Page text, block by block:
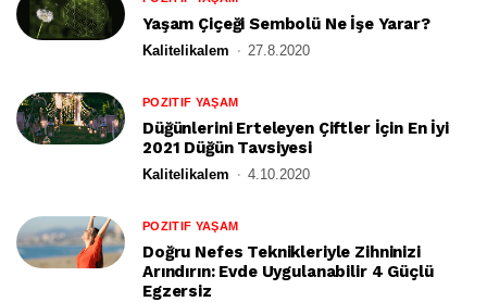
Yaşam Çiçeği Sembolü Ne İşe Yarar?
Kalitelikalem 27.8.2020
POZITIF YAŞAM
Düğünlerini Erteleyen Çiftler İçin En İyi
2021 Düğün Tavsiyesi
Kalitelikalem 4.10.2020
POZITIF YAŞAM
Doğru Nefes Teknikleriyle Zihninizi
Arındırın: Evde Uygulanabilir 4 Güçlü
Egzersiz